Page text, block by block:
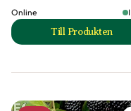
Online
Till Produkten
till